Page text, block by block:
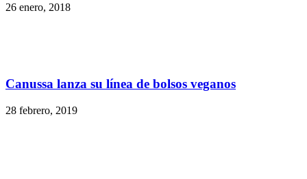
26 enero, 2018
Canussa lanza su línea de bolsos veganos
28 febrero, 2019